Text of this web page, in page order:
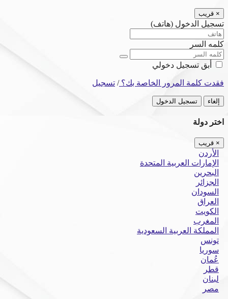
× قريب
تسجيل الدخول (هاتف)
كلمه السر
أبق تسجيل دخولي
فقدت كلمة المرور الخاصة بك؟/ تسجيل
إلغاء تسجيل الدخول
اختر دولة
× قريب
الأردن
الإمارات العربية المتحدة
البحرين
الجزائر
السودان
العراق
الكويت
المغرب
المملكة العربية السعودية
تونس
سوريا
عُمان
قطر
لبنان
مصر